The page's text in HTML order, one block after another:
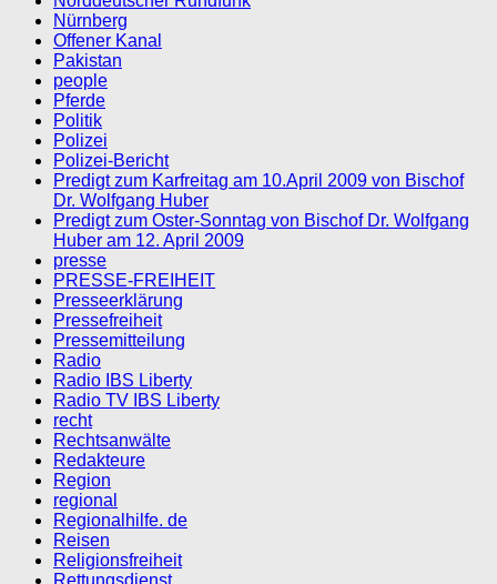
Nürnberg
Offener Kanal
Pakistan
people
Pferde
Politik
Polizei
Polizei-Bericht
Predigt zum Karfreitag am 10.April 2009 von Bischof
Dr. Wolfgang Huber
Predigt zum Oster-Sonntag von Bischof Dr. Wolfgang
Huber am 12. April 2009
presse
PRESSE-FREIHEIT
Presseerklärung
Pressefreiheit
Pressemitteilung
Radio
Radio IBS Liberty
Radio TV IBS Liberty
recht
Rechtsanwälte
Redakteure
Region
regional
Regionalhilfe. de
Reisen
Religionsfreiheit
Rettungsdienst